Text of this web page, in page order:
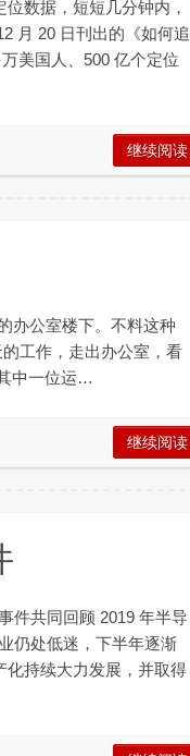
数据，短短几分钟内，
月 20 日刊出的《如何追
美国人、500 亿个定位
继续阅读
办公室楼下。不料这种
工作，走出办公室，看
中一位运…
继续阅读
共同回顾 2019 年半导
仍处低迷，下半年逐渐
化持续大力发展，并取得